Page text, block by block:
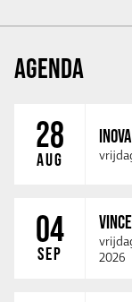
AGENDA
28
AUG
04
SEP
2026